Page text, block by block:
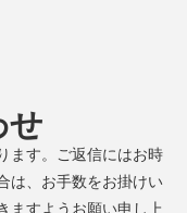
せ
す。
ご返信にはお時
は、お手数をお掛けい
ますようお願い申し上